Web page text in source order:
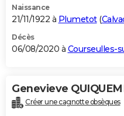
Naissance
21/11/1922 à Plumetot(
Décès
06/08/2020 à Courseulles-
Genevieve
Créer une cagnotte obsèques